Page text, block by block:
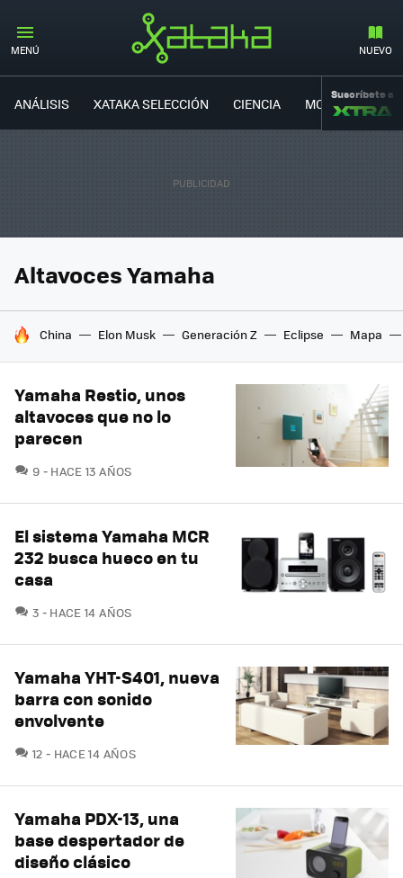
MENÚ NUEVO
ANÁLISIS XATAKA SELECCIÓN CIENCIA MOVILIDAD
Suscríbete a
Altavoces Yamaha
HOY SE HABLA DE
China Elon Musk Generación Z Eclipse Mapa
Yamaha Restio, unos
altavoces que no lo
parecen
9 COMENTARIOS
HACE 13 AÑOS
El sistema Yamaha MCR
232 busca hueco en tu
casa
3 COMENTARIOS
HACE 14 AÑOS
Yamaha YHT-S401, nueva
barra con sonido
envolvente
12 COMENTARIOS
HACE 14 AÑOS
Yamaha PDX-13, una
base despertador de
diseño clásico